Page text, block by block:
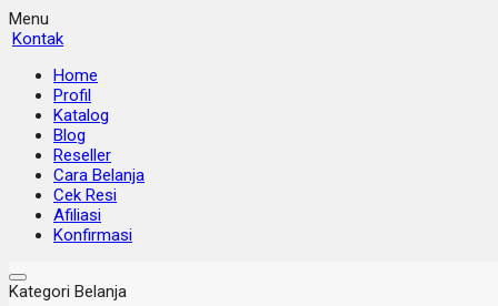
Menu
Kontak
Home
Profil
Katalog
Blog
Reseller
Cara Belanja
Cek Resi
Afiliasi
Konfirmasi
Kategori Belanja